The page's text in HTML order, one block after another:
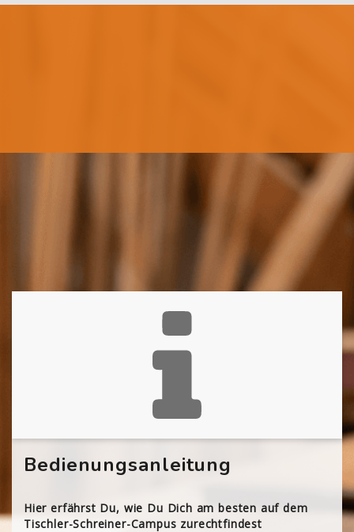
Bedienungsanleitung
Hier erfährst Du, wie Du Dich am besten auf dem
Tischler-Schreiner-Campus zurechtfindest